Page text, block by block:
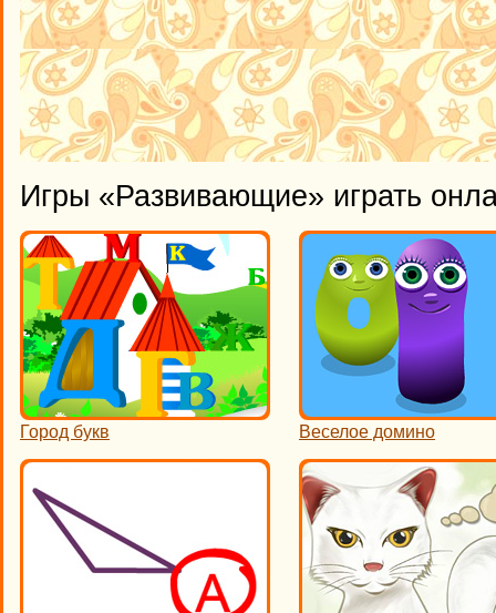
Игры «Развивающие» играть
Город букв Веселое домино